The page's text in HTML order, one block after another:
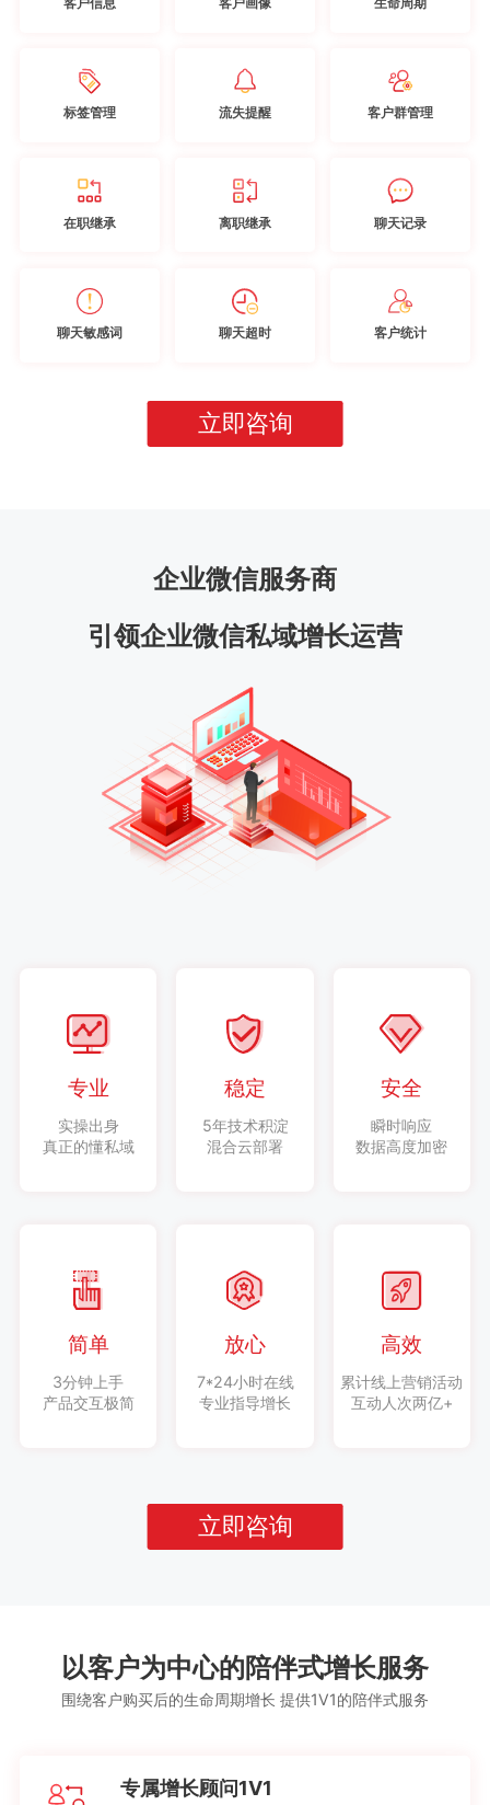
标签管理 流失提醒 客户群管理
在职继承 离职继承 聊天记录
聊天敏感词 聊天超时 客户统计
立即咨询
企业微信服务商
引领企业微信私域增长运营
专业
实操出身
真正的懂私域
稳定
5年技术积淀
混合云部署
安全
瞬时响应
数据高度加密
简单
3分钟上手
产品交互极简
放心
7*24小时在线
专业指导增长
高效
累计线上营销活动
互动人次两亿+
立即咨询
以客户为中心的陪伴式增长服务
围绕客户购买后的生命周期增长 提供1V1的陪伴式服务
专属增长顾问1V1